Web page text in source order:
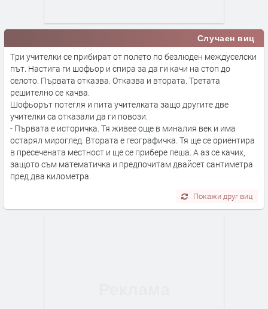
Случаен виц
Tри учителки се прибират от полето по безлюден междуселски
път. Настига ги шофьор и спира за да ги качи на стоп до
селото. Първата отказва. Отказва и втората. Третата
решително се качва.
Шофьорът потегля и пита учителката защо другите две
учителки са отказали да ги повози.
- Първата е историчка. Тя живее още в миналия век и има
остарял мироглед. Втората е географичка. Тя ще се ориентира
в пресечената местност и ще се прибере пеша. А аз се качих,
защото съм математичка и предпочитам двайсет сантиметра
пред два километра.
Покажи друг виц